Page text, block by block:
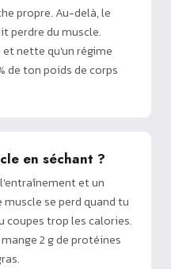
propre. Au-delà, le
perdre du muscle.
nette qu'un régime
de ton poids de corps
en séchant ?
et un
se perd quand tu
coupes trop les calories.
2 g de protéines